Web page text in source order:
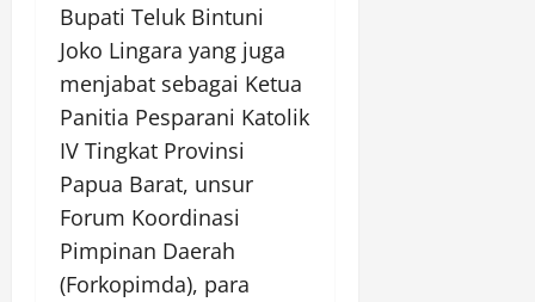
Bupati Teluk Bintuni
Joko Lingara yang juga
menjabat sebagai Ketua
Panitia Pesparani Katolik
IV Tingkat Provinsi
Papua Barat, unsur
Forum Koordinasi
Pimpinan Daerah
(Forkopimda), para